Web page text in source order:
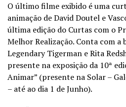
O último filme exibido é uma
animação de David Doutel e
última edição do Curtas com o
Melhor Realização. Conta com a
Legendary Tigerman e Rita
presente na exposição da 10ª
Animar” (presente na Solar –
– até ao dia 1 de Junho).